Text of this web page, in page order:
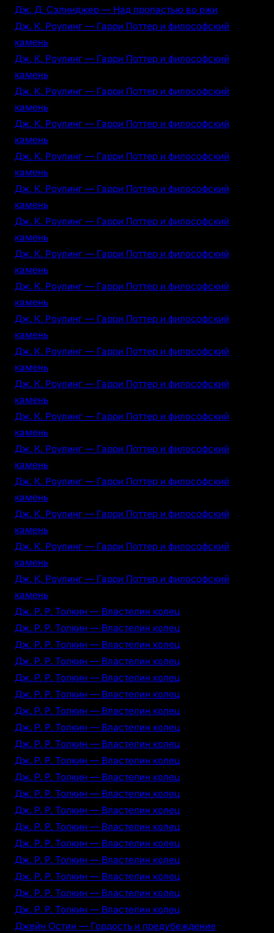
Дж. Д. Сэлинджер — Над пропастью во ржи
Дж. К. Роулинг — Гарри Поттер и философский
камень
Дж. К. Роулинг — Гарри Поттер и философский
камень
Дж. К. Роулинг — Гарри Поттер и философский
камень
Дж. К. Роулинг — Гарри Поттер и философский
камень
Дж. К. Роулинг — Гарри Поттер и философский
камень
Дж. К. Роулинг — Гарри Поттер и философский
камень
Дж. К. Роулинг — Гарри Поттер и философский
камень
Дж. К. Роулинг — Гарри Поттер и философский
камень
Дж. К. Роулинг — Гарри Поттер и философский
камень
Дж. К. Роулинг — Гарри Поттер и философский
камень
Дж. К. Роулинг — Гарри Поттер и философский
камень
Дж. К. Роулинг — Гарри Поттер и философский
камень
Дж. К. Роулинг — Гарри Поттер и философский
камень
Дж. К. Роулинг — Гарри Поттер и философский
камень
Дж. К. Роулинг — Гарри Поттер и философский
камень
Дж. К. Роулинг — Гарри Поттер и философский
камень
Дж. К. Роулинг — Гарри Поттер и философский
камень
Дж. К. Роулинг — Гарри Поттер и философский
камень
Дж. Р. Р. Толкин — Властелин колец
Дж. Р. Р. Толкин — Властелин колец
Дж. Р. Р. Толкин — Властелин колец
Дж. Р. Р. Толкин — Властелин колец
Дж. Р. Р. Толкин — Властелин колец
Дж. Р. Р. Толкин — Властелин колец
Дж. Р. Р. Толкин — Властелин колец
Дж. Р. Р. Толкин — Властелин колец
Дж. Р. Р. Толкин — Властелин колец
Дж. Р. Р. Толкин — Властелин колец
Дж. Р. Р. Толкин — Властелин колец
Дж. Р. Р. Толкин — Властелин колец
Дж. Р. Р. Толкин — Властелин колец
Дж. Р. Р. Толкин — Властелин колец
Дж. Р. Р. Толкин — Властелин колец
Дж. Р. Р. Толкин — Властелин колец
Дж. Р. Р. Толкин — Властелин колец
Дж. Р. Р. Толкин — Властелин колец
Дж. Р. Р. Толкин — Властелин колец
Джейн Остин — Гордость и предубеждение